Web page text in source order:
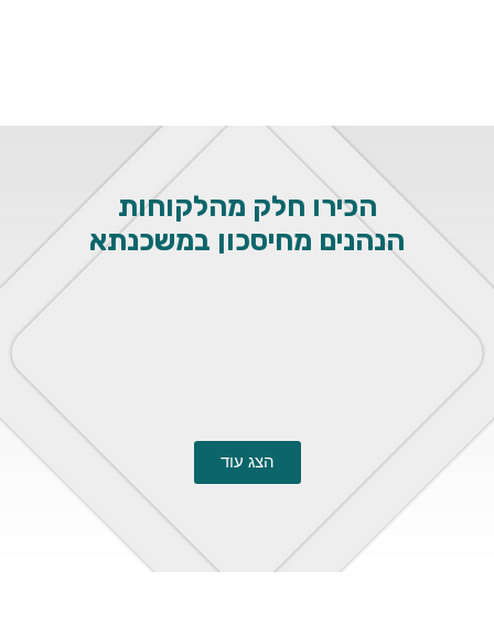
הכירו חלק מהלקוחות
הנהנים מחיסכון במשכנתא
הצג עוד